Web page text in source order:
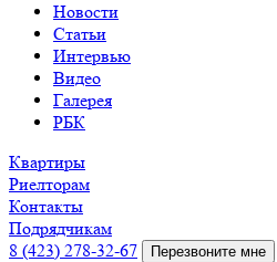
Новости
Статьи
Интервью
Видео
Галерея
РБК
Квартиры
Риелторам
Контакты
Подрядчикам
8 (423) 278-32-67
Перезвоните мне